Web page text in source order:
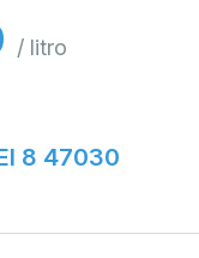
/ litro
8 47030